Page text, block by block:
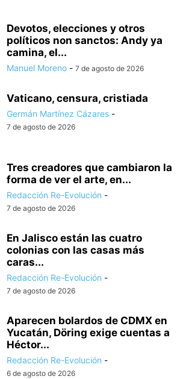
Devotos, elecciones y otros
políticos non sanctos: Andy ya
camina, el...
Manuel Moreno - 7 de agosto de 2026
Vaticano, censura, cristiada
Germán Martínez Cázares -
7 de agosto de 2026
Tres creadores que cambiaron la
forma de ver el arte, en...
Redacción Re-Evolución -
7 de agosto de 2026
En Jalisco están las cuatro
colonias con las casas más
caras...
Redacción Re-Evolución -
7 de agosto de 2026
Aparecen bolardos de CDMX en
Yucatán, Döring exige cuentas a
Héctor...
Redacción Re-Evolución -
6 de agosto de 2026